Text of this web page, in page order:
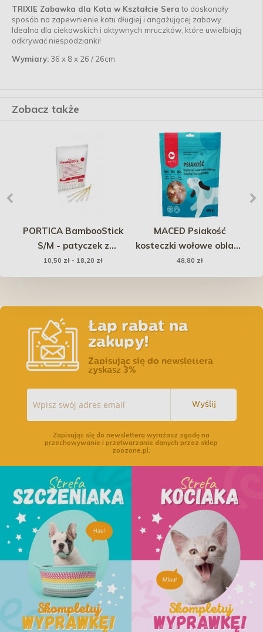
TRIXIE Zabawka dla Kota w Kształcie Serato doskonały
sposób na zapewnienie kotu długiej i angażującej zabawy.
Idealna dla ciekawskich i aktywnych mruczków, które uwielbiają
odkrywać niespodzianki!
Wymiary: 36 x 8 x 26 / 26cm
Zobacz także
PORTICA BambooStick
S/M - patyczek z
wacikiem do pielęgnacji
uszu
10,50 zł - 18,20 zł
MACED Psiakość
kosteczki wołowe oblane
kaczką i kurczakiem 500g
48,80 zł
Łap rabat na
zakupy!
Zapisując się do newslettera
zyskasz 3%
Wyślij
Zapisując się do newslettera wyrażasz zgodę na
przechowywanie i przetwarzanie danych przez sklep
zoozone.pl.